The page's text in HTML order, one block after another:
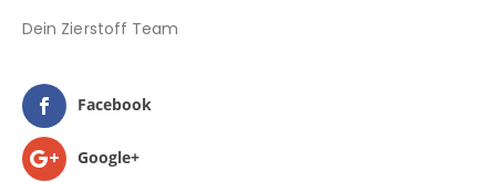
Dein Zierstoff Team
Facebook
Google+